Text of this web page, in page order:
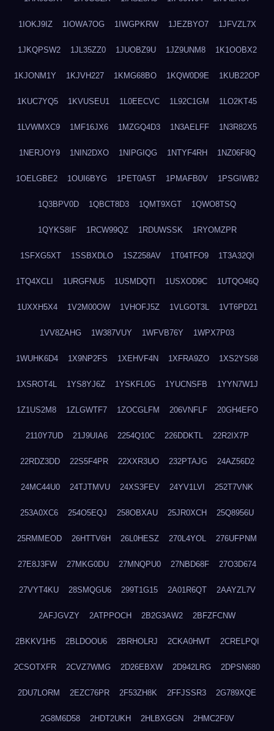
1IOKJ9IZ 1IOWA7OG 1IWGPKRW 1JEZBYO7 1JFVZL7X
1JKQPSW2 1JL35ZZ0 1JUOBZ9U 1JZ9UNM8 1K1OOBX2
1KJONM1Y 1KJVH227 1KMG68BO 1KQW0D9E 1KUB22OP
1KUC7YQ5 1KVUSEU1 1L0EECVC 1L92C1GM 1LO2KT45
1LVWMXC9 1MF16JX6 1MZGQ4D3 1N3AELFF 1N3R82X5
1NERJOY9 1NIN2DXO 1NIPGIQG 1NTYF4RH 1NZ06F8Q
1OELGBE2 1OUI6BYG 1PET0A5T 1PMAFB0V 1PSGIWB2
1Q3BPV0D 1QBCT8D3 1QMT9XGT 1QWO8TSQ
1QYKS8IF 1RCW99QZ 1RDUWSSK 1RYOMZPR
1SFXG5XT 1SSBXDLO 1SZ258AV 1T04TFO9 1T3A32QI
1TQ4XCLI 1URGFNU5 1USMDQTI 1USXOD9C 1UTQO46Q
1UXXH5X4 1V2M00OW 1VHOFJ5Z 1VLGOT3L 1VT6PD21
1VV8ZAHG 1W387VUY 1WFVB76Y 1WPX7P03
1WUHK6D4 1X9NP2FS 1XEHVF4N 1XFRA9ZO 1XS2YS68
1XSROT4L 1YS8YJ6Z 1YSKFL0G 1YUCNSFB 1YYN7W1J
1Z1US2M8 1ZLGWTF7 1ZOCGLFM 206VNFLF 20GH4EFO
2110Y7UD 21J9UIA6 2254Q10C 226DDKTL 22R2IX7P
22RDZ3DD 22S5F4PR 22XXR3UO 232PTAJG 24AZ56D2
24MC44U0 24TJTMVU 24XS3FEV 24YV1LVI 252T7VNK
253A0XC6 254O5EQJ 258OBXAU 25JR0XCH 25Q8956U
25RMMEOD 26HTTV6H 26L0HESZ 270L4YOL 276UFPNM
27E8J3FW 27MKG0DU 27MNQPU0 27NBD68F 27O3D674
27VYT4KU 28SMQGU6 299T1G15 2A01R6QT 2AAYZL7V
2AFJGVZY 2ATPPOCH 2B2G3AW2 2BFZFCNW
2BKKV1H5 2BLDOOU6 2BRHOLRJ 2CKA0HWT 2CRELPQI
2CSOTXFR 2CVZ7WMG 2D26EBXW 2D942LRG 2DPSN680
2DU7LORM 2EZC76PR 2F53ZH8K 2FFJSSR3 2G789XQE
2G8M6D58 2HDT2UKH 2HLBXGGN 2HMC2F0V